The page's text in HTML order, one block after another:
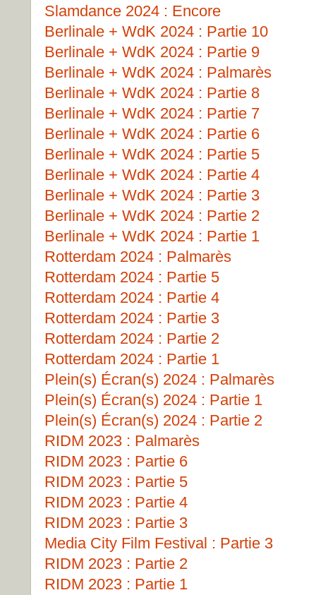
Slamdance 2024 : Encore
Berlinale + WdK 2024 : Partie 10
Berlinale + WdK 2024 : Partie 9
Berlinale + WdK 2024 : Palmarès
Berlinale + WdK 2024 : Partie 8
Berlinale + WdK 2024 : Partie 7
Berlinale + WdK 2024 : Partie 6
Berlinale + WdK 2024 : Partie 5
Berlinale + WdK 2024 : Partie 4
Berlinale + WdK 2024 : Partie 3
Berlinale + WdK 2024 : Partie 2
Berlinale + WdK 2024 : Partie 1
Rotterdam 2024 : Palmarès
Rotterdam 2024 : Partie 5
Rotterdam 2024 : Partie 4
Rotterdam 2024 : Partie 3
Rotterdam 2024 : Partie 2
Rotterdam 2024 : Partie 1
Plein(s) Écran(s) 2024 : Palmarès
Plein(s) Écran(s) 2024 : Partie 1
Plein(s) Écran(s) 2024 : Partie 2
RIDM 2023 : Palmarès
RIDM 2023 : Partie 6
RIDM 2023 : Partie 5
RIDM 2023 : Partie 4
RIDM 2023 : Partie 3
Media City Film Festival : Partie 3
RIDM 2023 : Partie 2
RIDM 2023 : Partie 1